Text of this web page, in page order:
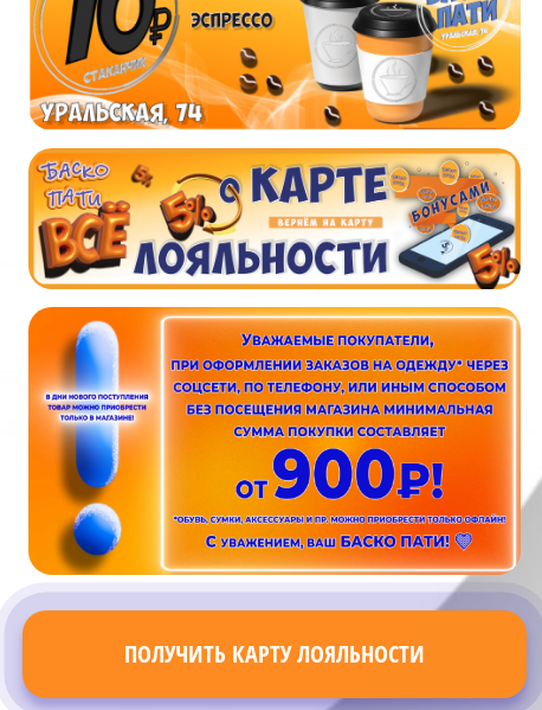
ПОЛУЧИТЬ КАРТУ ЛОЯЛЬНОСТИ